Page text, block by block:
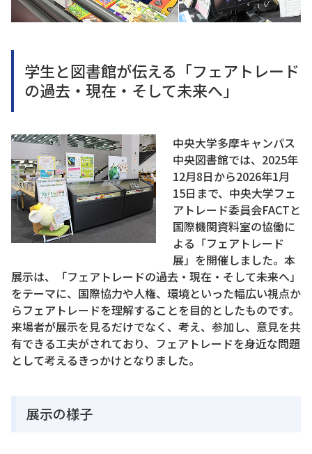
学生と図書館が伝える「フェアトレード
の過去・現在・そして未来へ」
中央大学多摩キャンパス
中央図書館では、2025年
12月8日から2026年1月
15日まで、中央大学フェ
アトレード委員会FACTと
国際機関資料室の協働に
よる「フェアトレード
展」を開催しました。本
展示は、「フェアトレードの過去・現在・そして未来へ」
をテーマに、国際協力や人権、環境といった幅広い視点か
らフェアトレードを理解することを目的としたものです。
来場者が展示を見るだけでなく、考え、参加し、意見を共
有できる工夫がされており、フェアトレードを身近な問題
として考えるきっかけとなりました。
展示の様子